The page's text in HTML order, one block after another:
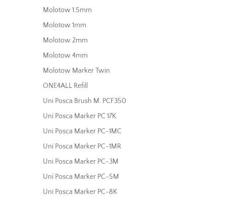
Molotow 1.5mm
Molotow 1mm
Molotow 2mm
Molotow 4mm
Molotow Marker Twin
ONE4ALL Refill
Uni Posca Brush M. PCF350
Uni Posca Marker PC 17K
Uni Posca Marker PC-1MC
Uni Posca Marker PC-1MR
Uni Posca Marker PC-3M
Uni Posca Marker PC-5M
Uni Posca Marker PC-8K